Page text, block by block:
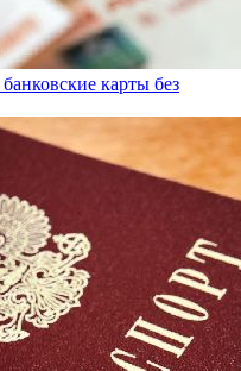
карты без